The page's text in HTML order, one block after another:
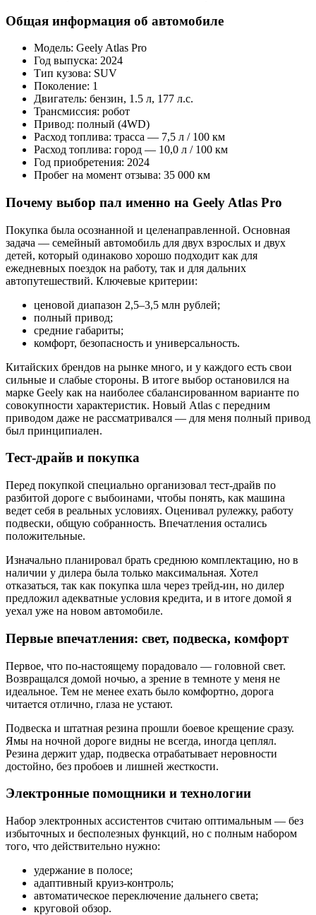
Общая информация об автомобиле
Модель: Geely Atlas Pro
Год выпуска: 2024
Тип кузова: SUV
Поколение: 1
Двигатель: бензин, 1.5 л, 177 л.с.
Трансмиссия: робот
Привод: полный (4WD)
Расход топлива: трасса — 7,5 л / 100 км
Расход топлива: город — 10,0 л / 100 км
Год приобретения: 2024
Пробег на момент отзыва: 35 000 км
Почему выбор пал именно на Geely Atlas Pro
Покупка была осознанной и целенаправленной. Основная
задача — семейный автомобиль для двух взрослых и двух
детей, который одинаково хорошо подходит как для
ежедневных поездок на работу, так и для дальних
автопутешествий. Ключевые критерии:
ценовой диапазон 2,5–3,5 млн рублей;
полный привод;
средние габариты;
комфорт, безопасность и универсальность.
Китайских брендов на рынке много, и у каждого есть свои
сильные и слабые стороны. В итоге выбор остановился на
марке Geely как на наиболее сбалансированном варианте по
совокупности характеристик. Новый Atlas с передним
приводом даже не рассматривался — для меня полный привод
был принципиален.
Тест-драйв и покупка
Перед покупкой специально организовал тест-драйв по
разбитой дороге с выбоинами, чтобы понять, как машина
ведет себя в реальных условиях. Оценивал рулежку, работу
подвески, общую собранность. Впечатления остались
положительные.
Изначально планировал брать среднюю комплектацию, но в
наличии у дилера была только максимальная. Хотел
отказаться, так как покупка шла через трейд-ин, но дилер
предложил адекватные условия кредита, и в итоге домой я
уехал уже на новом автомобиле.
Первые впечатления: свет, подвеска, комфорт
Первое, что по-настоящему порадовало — головной свет.
Возвращался домой ночью, а зрение в темноте у меня не
идеальное. Тем не менее ехать было комфортно, дорога
читается отлично, глаза не устают.
Подвеска и штатная резина прошли боевое крещение сразу.
Ямы на ночной дороге видны не всегда, иногда цеплял.
Резина держит удар, подвеска отрабатывает неровности
достойно, без пробоев и лишней жесткости.
Электронные помощники и технологии
Набор электронных ассистентов считаю оптимальным — без
избыточных и бесполезных функций, но с полным набором
того, что действительно нужно:
удержание в полосе;
адаптивный круиз-контроль;
автоматическое переключение дальнего света;
круговой обзор.